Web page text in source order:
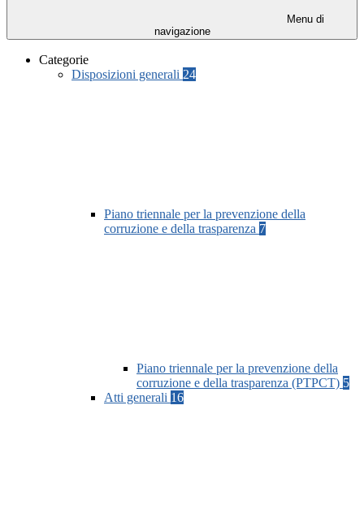
Menu di
navigazione
Categorie
Disposizioni generali 24
Piano triennale per la prevenzione della
corruzione e della trasparenza 7
Piano triennale per la prevenzione della
corruzione e della trasparenza (PTPCT) 5
Atti generali 16